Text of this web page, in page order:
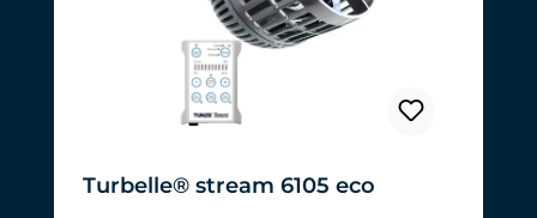
Turbelle® stream 6105 eco